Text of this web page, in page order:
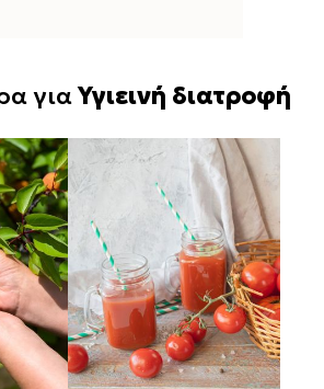
γιαΥγιεινή διατροφή